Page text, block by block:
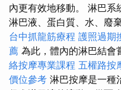
內更有效地移動。 淋巴系
淋巴液、蛋白質、水、廢
台中抓龍筋療程 護照過期
薦 為此，體內的淋巴結會
絡按摩專業課程 五權路按
價位參考 淋巴按摩是一種